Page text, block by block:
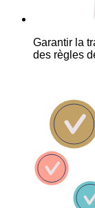
Garantir la
des règles